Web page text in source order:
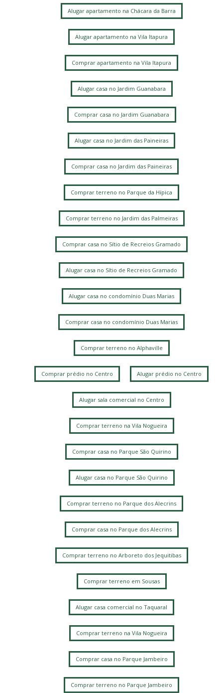
Alugar apartamento na Chácara da Barra
Alugar apartamento na Vila Itapura
Comprar apartamento na Vila Itapura
Alugar casa no Jardim Guanabara
Comprar casa no Jardim Guanabara
Alugar casa no Jardim das Paineiras
Comprar casa no Jardim das Paineiras
Comprar terreno no Parque da Hípica
Comprar terreno no Jardim das Palmeiras
Comprar casa no Sítio de Recreios Gramado
Alugar casa no Sítio de Recreios Gramado
Alugar casa no condomínio Duas Marias
Comprar casa no condomínio Duas Marias
Comprar terreno no Alphaville
Comprar prédio no Centro Alugar prédio no Centro
Alugar sala comercial no Centro
Comprar terreno na Vila Nogueira
Comprar casa no Parque São Quirino
Alugar casa no Parque São Quirino
Comprar terreno no Parque dos Alecrins
Comprar casa no Parque dos Alecrins
Comprar terreno no Arboreto dos Jequitibas
Comprar terreno em Sousas
Alugar casa comercial no Taquaral
Comprar terreno na Vila Nogueira
Comprar casa no Parque Jambeiro
Comprar terreno no Parque Jambeiro